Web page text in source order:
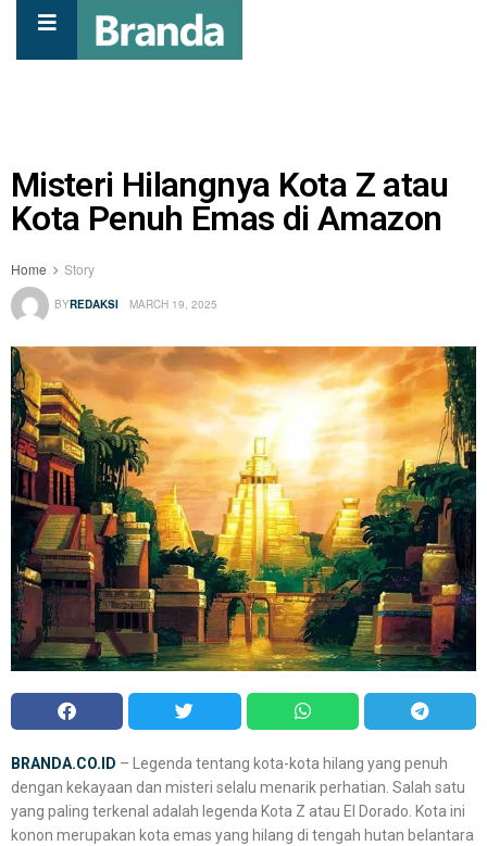
Misteri Hilangnya Kota Z atau
Kota Penuh Emas di Amazon
Home Story
BYREDAKSI MARCH 19, 2025
BRANDA.CO.ID – Legenda tentang kota-kota hilang yang penuh
dengan kekayaan dan misteri selalu menarik perhatian. Salah satu
yang paling terkenal adalah legenda Kota Z atau El Dorado. Kota ini
konon merupakan kota emas yang hilang di tengah hutan belantara